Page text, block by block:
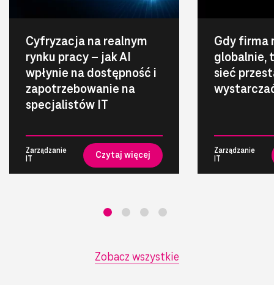
Cyfryzacja na realnym
rynku pracy – jak AI
wpłynie na dostępność i
zapotrzebowanie na
specjalistów IT
Zarządzanie
Czytaj więcej
Gdy firma
globalnie,
sieć
Zarządzanie
Zobacz wszystkie